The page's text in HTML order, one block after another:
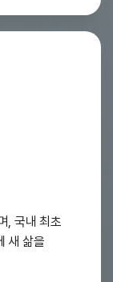
, 국내 최초
새 삶을